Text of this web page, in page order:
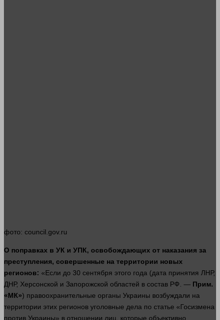
фото: council.gov.ru
О поправках в УК и УПК, освобождающих от наказания за
преступления, совершенные на территории новых
регионов: «Если до 30 сентября этого года (дата принятия ЛНР,
ДНР, Херсонской и Запорожской областей в состав РФ. — Прим.
«МК») правоохранительные органы Украины возбуждали на
территории этих регионов уголовные дела по статье «Госизмена
против Украины» в отношении лиц, которые объективно